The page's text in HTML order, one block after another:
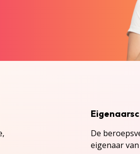
De
eigenaar